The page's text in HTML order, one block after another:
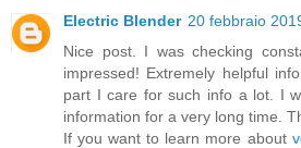
Electric Blender 20 febbraio
Nice post. I was checking
impressed! Extremely helpful
part I care for such info a lot. I
information for a very long time.
If you want to learn more about